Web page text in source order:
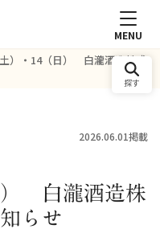
MENU
）・14（日） 白瀧酒造株式
探す
2026.06.01掲載
） 白瀧酒造株
らせ